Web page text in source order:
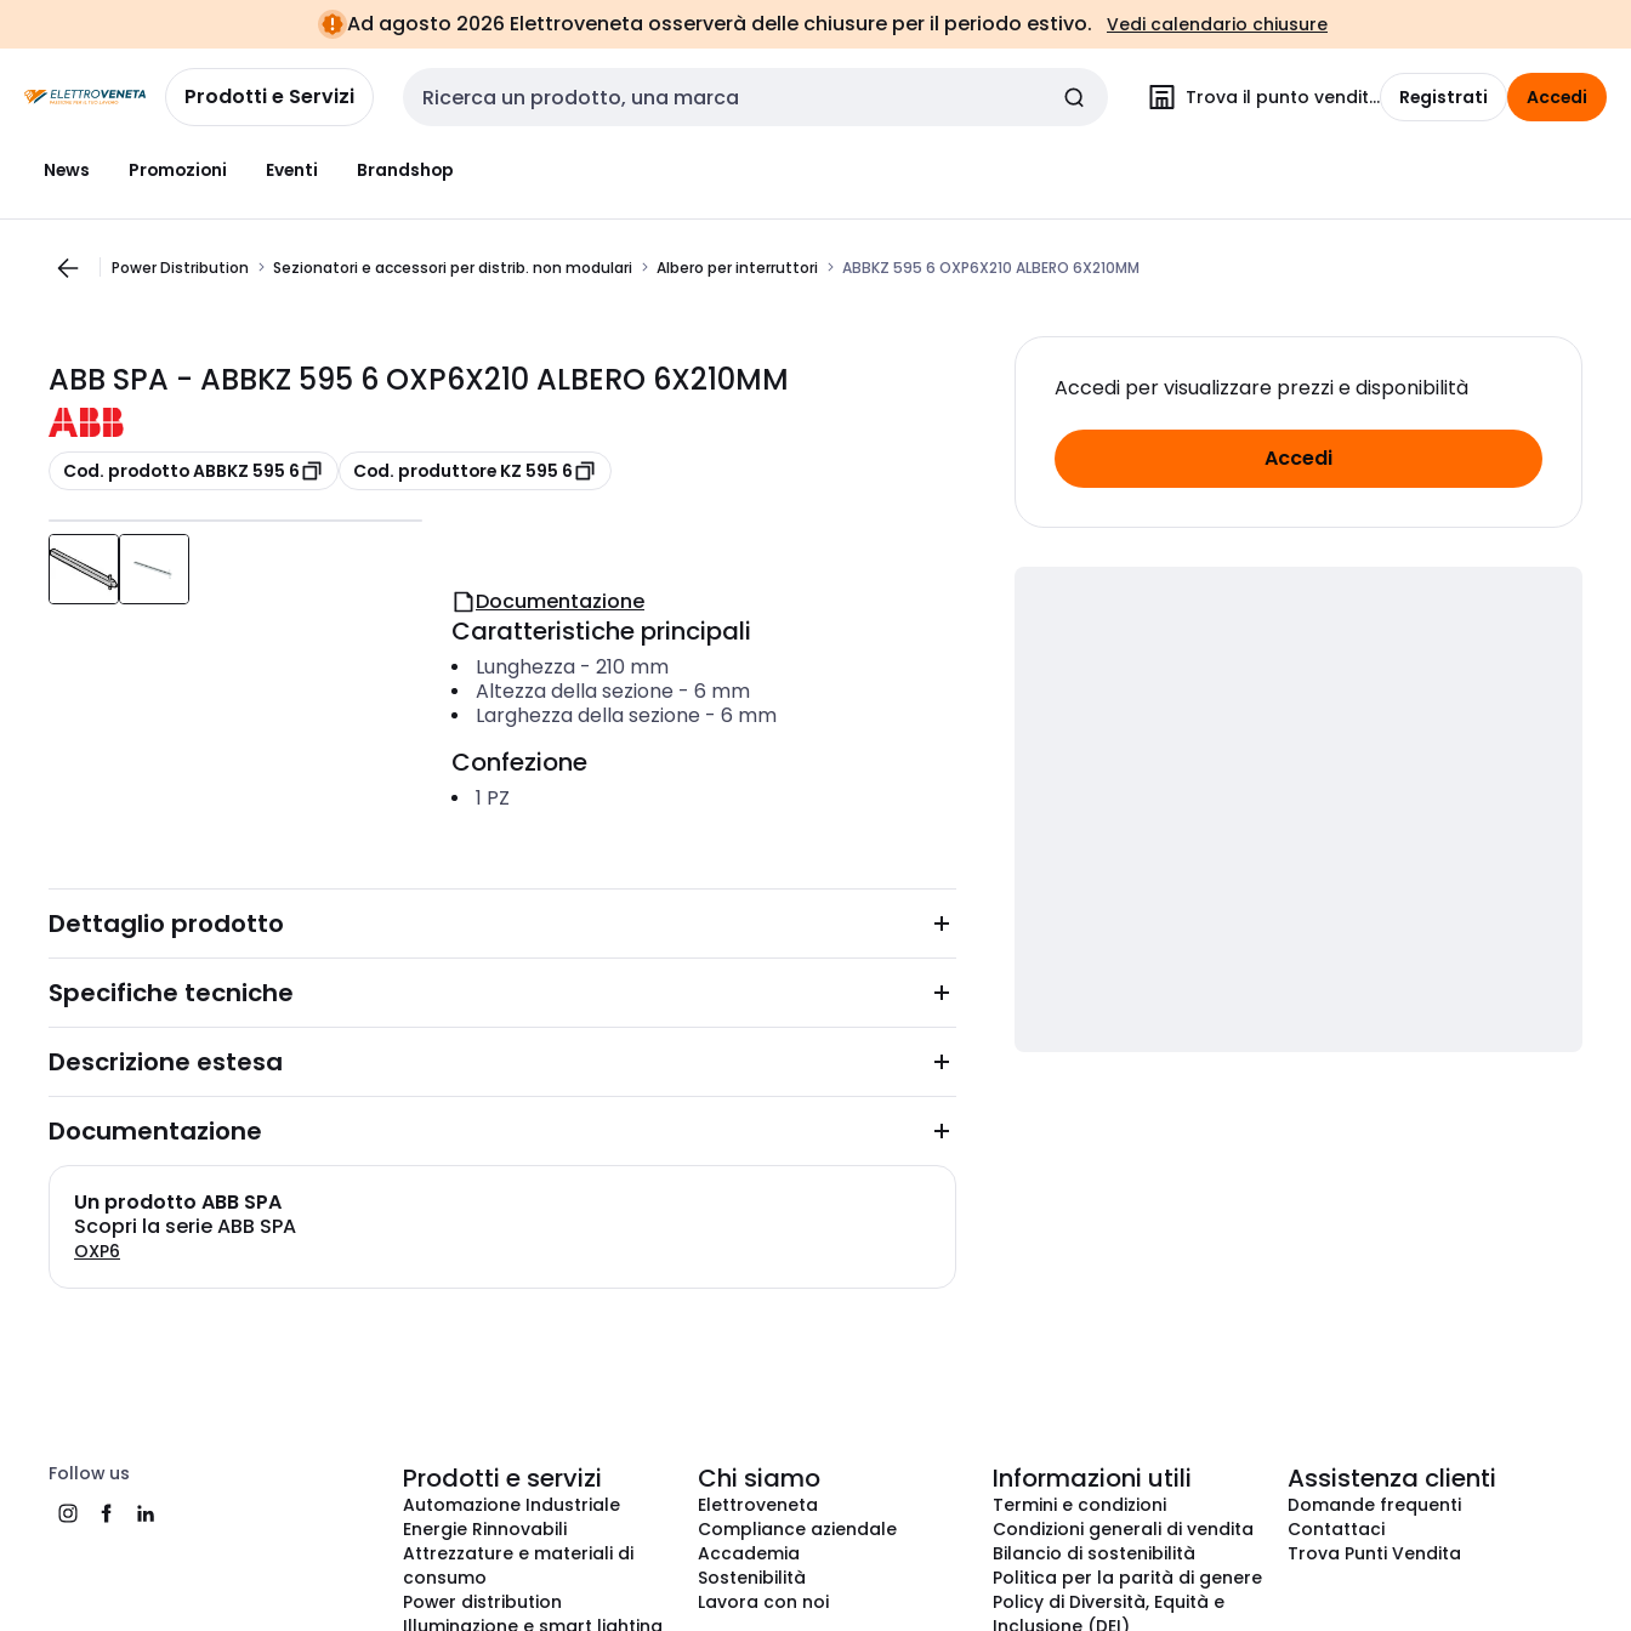
navigazionealla
pagina
Ad agosto 2026 Elettroveneta osserverà delle chiusure per il periodo estivo. Vedi calendario chiusure
Prodotti e Servizi Cerca input Trova il punto vendita Registrati Accedi
News Promozioni Eventi Brandshop
Power Distribution Sezionatori e accessori per distrib. non modulari Albero per interruttori ABBKZ 595 6 OXP6X210 ALBERO 6X210MM
ABB SPA - ABBKZ 595 6 OXP6X210 ALBERO 6X210MM
copia
Cod. prodotto ABBKZ 595 6 copia
Cod. produttore KZ 595 6
Accedi per visualizzare prezzi e disponibilità
Accedi
Documentazione
Caratteristiche principali
Lunghezza- 210 mm
Altezza della sezione - 6 mm
Larghezza della sezione - 6 mm
Confezione
1 PZ
Dettaglio prodotto
Specifiche tecniche
Descrizione estesa
Documentazione
Un prodotto ABB SPA
Scopri la serie ABB SPA
OXP6
Follow us Prodotti e servizi
Automazione Industriale
Energie Rinnovabili
Attrezzature e materiali di
consumo
Power distribution
Illuminazione e smart lighting
Chi siamo
Elettroveneta
Compliance aziendale
Accademia
Sostenibilità
Lavora con noi
Informazioni utili
Termini e condizioni
Condizioni generali di vendita
Bilancio di sostenibilità
Politica per la parità di genere
Policy di Diversità, Equità e
Inclusione (DEI)
Assistenza clienti
Domande frequenti
Contattaci
Trova Punti Vendita